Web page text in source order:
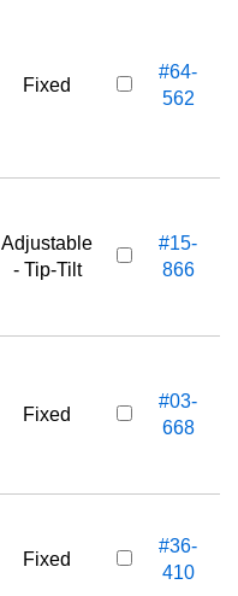
Fixed
#64-
562
Adjustable
- Tip-Tilt
#15-
866
Fixed
#03-
668
Fixed
#36-
410